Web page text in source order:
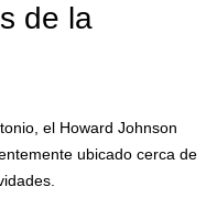
de la
el Howard Johnson
ubicado cerca de